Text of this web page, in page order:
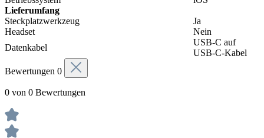
Lieferumfang
Steckplatzwerkzeug
Ja
Headset
Nein
Datenkabel
USB-C auf
USB-C-Kabel
Bewertungen 0
0 von 0 Bewertungen